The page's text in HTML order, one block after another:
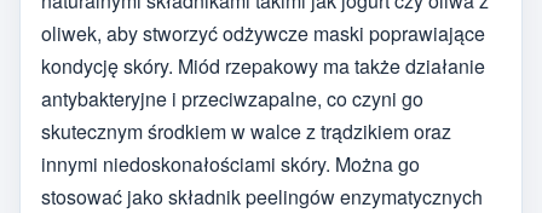
oliwek, aby stworzyć odżywcze maski poprawiające
kondycję skóry. Miód rzepakowy ma także działanie
antybakteryjne i przeciwzapalne, co czyni go
skutecznym środkiem w walce z trądzikiem oraz
innymi niedoskonałościami skóry. Można go
stosować jako składnik peelingów enzymatycznych